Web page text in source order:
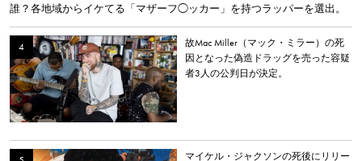
誰？各地域からイケてる「マザーフ◯ッカー」を持つラッパーを選出。
故Mac Miller（マック・ミラー）の死
因となった偽造ドラッグを売った容疑
者3人の公判日が決定。
マイケル・ジャクソンの死後にリリー